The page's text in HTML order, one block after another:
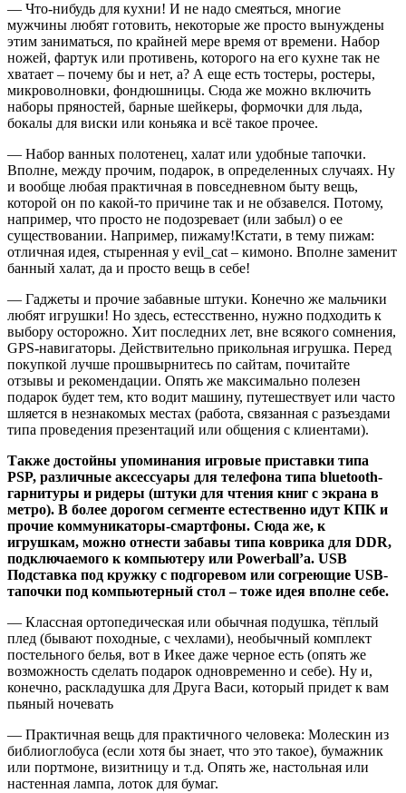
— Что-нибудь для кухни! И не надо смеяться, многие
мужчины любят готовить, некоторые же просто вынуждены
этим заниматься, по крайней мере время от времени. Набор
ножей, фартук или противень, которого на его кухне так не
хватает – почему бы и нет, а? А еще есть тостеры, ростеры,
микроволновки, фондюшницы. Сюда же можно включить
наборы пряностей, барные шейкеры, формочки для льда,
бокалы для виски или коньяка и всё такое прочее.
— Набор ванных полотенец, халат или удобные тапочки.
Вполне, между прочим, подарок, в определенных случаях. Ну
и вообще любая практичная в повседневном быту вещь,
которой он по какой-то причине так и не обзавелся. Потому,
например, что просто не подозревает (или забыл) о ее
существовании. Например, пижаму!Кстати, в тему пижам:
отличная идея, стыренная у evil_cat – кимоно. Вполне заменит
банный халат, да и просто вещь в себе!
— Гаджеты и прочие забавные штуки. Конечно же мальчики
любят игрушки! Но здесь, естесственно, нужно подходить к
выбору осторожно. Хит последних лет, вне всякого сомнения,
GPS-навигаторы. Действительно прикольная игрушка. Перед
покупкой лучше прошвырнитесь по сайтам, почитайте
отзывы и рекомендации. Опять же максимально полезен
подарок будет тем, кто водит машину, путешествует или часто
шляется в незнакомых местах (работа, связанная с разъездами
типа проведения презентаций или общения с клиентами).
Также достойны упоминания игровые приставки типа
PSP, различные аксессуары для телефона типа bluetooth-
гарнитуры и ридеры (штуки для чтения книг с экрана в
метро). В более дорогом сегменте естественно идут КПК и
прочие коммуникаторы-смартфоны. Сюда же, к
игрушкам, можно отнести забавы типа коврика для DDR,
подключаемого к компьютеру или Powerball’a. USB
Подставка под кружку с подгоревом или согреющие USB-
тапочки под компьютерный стол – тоже идея вполне себе.
— Классная ортопедическая или обычная подушка, тёплый
плед (бывают походные, с чехлами), необычный комплект
постельного белья, вот в Икее даже черное есть (опять же
возможность сделать подарок одновременно и себе). Ну и,
конечно, раскладушка для Друга Васи, который придет к вам
пьяный ночевать
— Практичная вещь для практичного человека: Молескин из
библиоглобуса (если хотя бы знает, что это такое), бумажник
или портмоне, визитницу и т.д. Опять же, настольная или
настенная лампа, лоток для бумаг.